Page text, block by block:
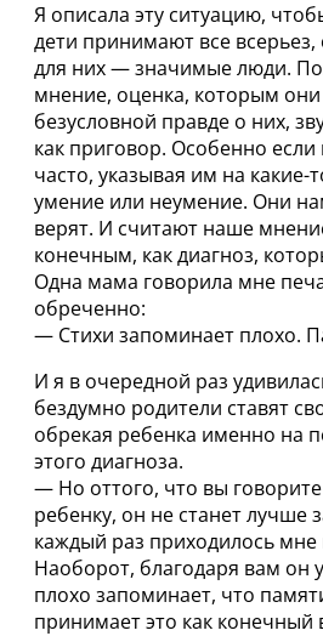
Я описала эту ситуацию,
дети принимают все
для них — значимые люди.
мнение, оценка, которым они
безусловной правде о них,
как приговор. Особенно
часто, указывая им на какие-
умение или неумение. Они
верят. И считают наше
конечным, как диагноз,
Одна мама говорила мне
обреченно:
— Стихи запоминает плохо.
И я в очередной раз
бездумно родители ставят
обрекая ребенка именно на
этого диагноза.
— Но оттого, что вы
ребенку, он не станет лучше
каждый раз приходилось
Наоборот, благодаря вам он
плохо запоминает, что
принимает это как